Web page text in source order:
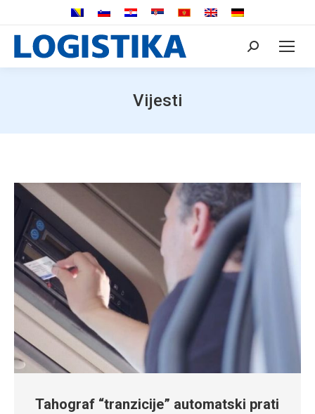
Search:
Vijesti
Tahograf “tranzicije” automatski prati